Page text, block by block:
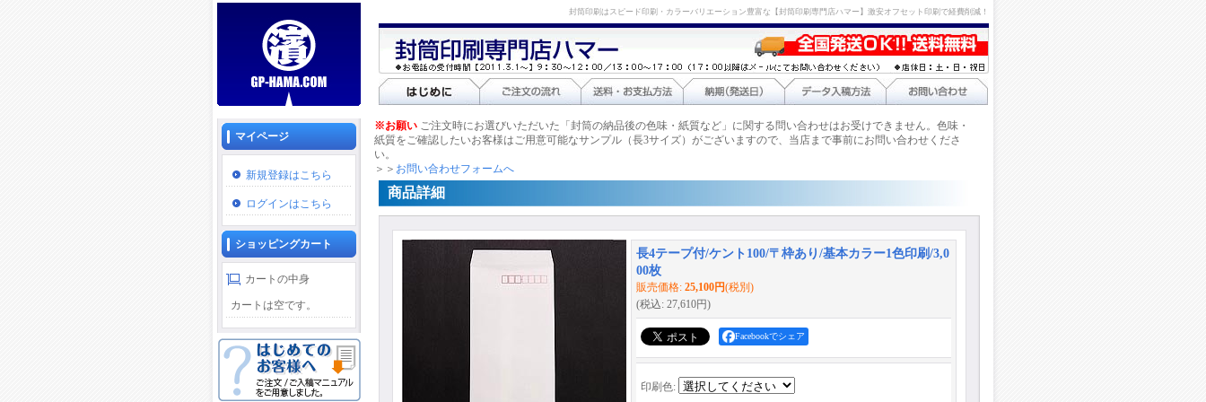
封筒印刷はスピード印刷・カラーバリエーション豊富な【封筒印刷専門店ハマー】激安オフセット印刷で経費削減！
マイページ
新規登録はこちら
ログインはこちら
ショッピングカート
カートの中身
カートは空です。
※お願い ご注文時にお選びいただいた「封筒の納品後の色味・紙質など」に関する問い合わせはお受けできません。色味・
紙質をご確認したいお客様はご用意可能なサンプル（長3サイズ）がございますので、当店まで事前にお問い合わせくださ
い。
＞＞ お問い合わせフォームへ
商品詳細
長4テープ付/ケント100/〒枠あり/基本カラー1色印刷/3,0
00枚
販売価格: 25,100円(税別)
(税込: 27,610円)
Facebookでシェア
印刷色: